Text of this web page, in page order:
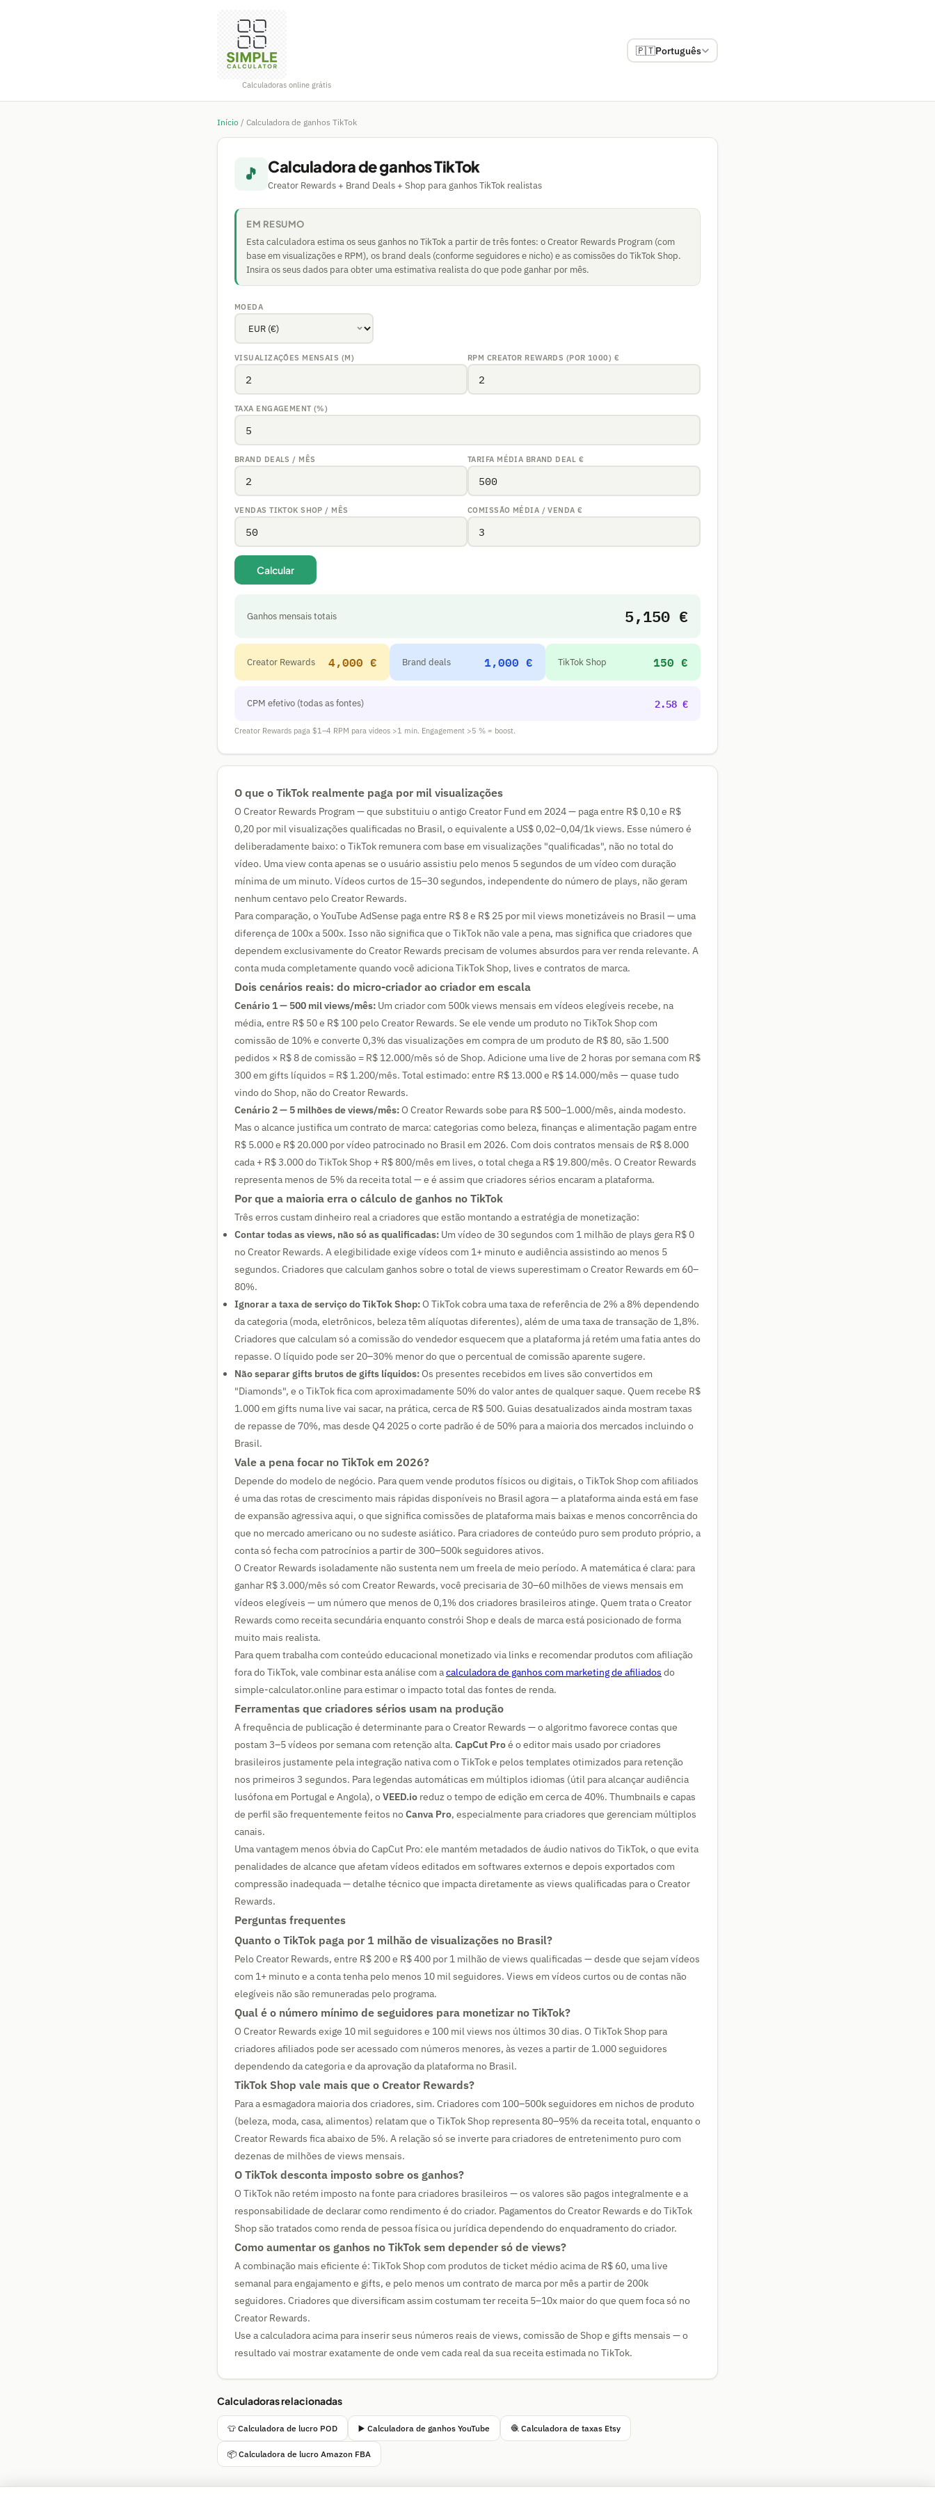
Calculadoras online grátis
🇵🇹Português
Início / Calculadora de ganhos TikTok
🎵 Calculadora de ganhos TikTok
Creator Rewards + Brand Deals + Shop para ganhos TikTok realistas
EM RESUMO
Esta calculadora estima os seus ganhos no TikTok a partir de três fontes: o Creator Rewards Program (com
base em visualizações e RPM), os brand deals (conforme seguidores e nicho) e as comissões do TikTok Shop.
Insira os seus dados para obter uma estimativa realista do que pode ganhar por mês.
MOEDA
VISUALIZAÇÕES MENSAIS (M) RPM CREATOR REWARDS (POR 1000) €
TAXA ENGAGEMENT (%)
BRAND DEALS / MÊS TARIFA MÉDIA BRAND DEAL €
VENDAS TIKTOK SHOP / MÊS COMISSÃO MÉDIA / VENDA€
Calcular
Ganhos mensais totais 5,150 €
Creator Rewards 4,000 € Brand deals 1,000 € TikTok Shop 150 €
CPM efetivo (todas as fontes) 2.58 €
Creator Rewards paga $1–4 RPM para vídeos >1 min. Engagement >5 % = boost.
O que o TikTok realmente paga por mil visualizações
O Creator Rewards Program — que substituiu o antigo Creator Fund em 2024 — paga entre R$ 0,10 e R$
0,20 por mil visualizações qualificadas no Brasil, o equivalente a US$ 0,02–0,04/1k views. Esse número é
deliberadamente baixo: o TikTok remunera com base em visualizações "qualificadas", não no total do
vídeo. Uma view conta apenas se o usuário assistiu pelo menos 5 segundos de um vídeo com duração
mínima de um minuto. Vídeos curtos de 15–30 segundos, independente do número de plays, não geram
nenhum centavo pelo Creator Rewards.
Para comparação, o YouTube AdSense paga entre R$ 8 e R$ 25 por mil views monetizáveis no Brasil — uma
diferença de 100x a 500x. Isso não significa que o TikTok não vale a pena, mas significa que criadores que
dependem exclusivamente do Creator Rewards precisam de volumes absurdos para ver renda relevante. A
conta muda completamente quando você adiciona TikTok Shop, lives e contratos de marca.
Dois cenários reais: do micro-criador ao criador em escala
Cenário 1 — 500 mil views/mês: Um criador com 500k views mensais em vídeos elegíveis recebe, na
média, entre R$ 50 e R$ 100 pelo Creator Rewards. Se ele vende um produto no TikTok Shop com
comissão de 10% e converte 0,3% das visualizações em compra de um produto de R$ 80, são 1.500
pedidos × R$ 8 de comissão = R$ 12.000/mês só de Shop. Adicione uma live de 2 horas por semana com R$
300 em gifts líquidos = R$ 1.200/mês. Total estimado: entre R$ 13.000 e R$ 14.000/mês — quase tudo
vindo do Shop, não do Creator Rewards.
Cenário 2 — 5 milhões de views/mês:O Creator Rewards sobe para R$ 500–1.000/mês, ainda modesto.
Mas o alcance justifica um contrato de marca: categorias como beleza, finanças e alimentação pagam entre
R$ 5.000 e R$ 20.000 por vídeo patrocinado no Brasil em 2026. Com dois contratos mensais de R$ 8.000
cada + R$ 3.000 do TikTok Shop + R$ 800/mês em lives, o total chega a R$ 19.800/mês. O Creator Rewards
representa menos de 5% da receita total — e é assim que criadores sérios encaram a plataforma.
Por que a maioria erra o cálculo de ganhos no TikTok
Três erros custam dinheiro real a criadores que estão montando a estratégia de monetização:
Contar todas as views, não só as qualificadas: Um vídeo de 30 segundos com 1 milhão de plays gera R$ 0
no Creator Rewards. A elegibilidade exige vídeos com 1+ minuto e audiência assistindo ao menos 5
segundos. Criadores que calculam ganhos sobre o total de views superestimam o Creator Rewards em 60–
80%.
Ignorar a taxa de serviço do TikTok Shop:O TikTok cobra uma taxa de referência de 2% a 8% dependendo
da categoria (moda, eletrônicos, beleza têm alíquotas diferentes), além de uma taxa de transação de 1,8%.
Criadores que calculam só a comissão do vendedor esquecem que a plataforma já retém uma fatia antes do
repasse. O líquido pode ser 20–30% menor do que o percentual de comissão aparente sugere.
Não separar gifts brutos de gifts líquidos:Os presentes recebidos em lives são convertidos em
"Diamonds", e o TikTok fica com aproximadamente 50% do valor antes de qualquer saque. Quem recebe R$
1.000 em gifts numa live vai sacar, na prática, cerca de R$ 500. Guias desatualizados ainda mostram taxas
de repasse de 70%, mas desde Q4 2025 o corte padrão é de 50% para a maioria dos mercados incluindo o
Brasil.
Vale a pena focar no TikTok em 2026?
Depende do modelo de negócio. Para quem vende produtos físicos ou digitais, o TikTok Shop com afiliados
é uma das rotas de crescimento mais rápidas disponíveis no Brasil agora — a plataforma ainda está em fase
de expansão agressiva aqui, o que significa comissões de plataforma mais baixas e menos concorrência do
que no mercado americano ou no sudeste asiático. Para criadores de conteúdo puro sem produto próprio, a
conta só fecha com patrocínios a partir de 300–500k seguidores ativos.
O Creator Rewards isoladamente não sustenta nem um freela de meio período. A matemática é clara: para
ganhar R$ 3.000/mês só com Creator Rewards, você precisaria de 30–60 milhões de views mensais em
vídeos elegíveis — um número que menos de 0,1% dos criadores brasileiros atinge. Quem trata o Creator
Rewards como receita secundária enquanto constrói Shop e deals de marca está posicionado de forma
muito mais realista.
Para quem trabalha com conteúdo educacional monetizado via links e recomendar produtos com afiliação
fora do TikTok, vale combinar esta análise com acalculadora de ganhos com marketing de afiliados do
simple-calculator.online para estimar o impacto total das fontes de renda.
Ferramentas que criadores sérios usam na produção
A frequência de publicação é determinante para o Creator Rewards — o algoritmo favorece contas que
postam 3–5 vídeos por semana com retenção alta. CapCut Proé o editor mais usado por criadores
brasileiros justamente pela integração nativa com o TikTok e pelos templates otimizados para retenção
nos primeiros 3 segundos. Para legendas automáticas em múltiplos idiomas (útil para alcançar audiência
lusófona em Portugal e Angola), oVEED.io reduz o tempo de edição em cerca de 40%. Thumbnails e capas
de perfil são frequentemente feitos noCanva Pro, especialmente para criadores que gerenciam múltiplos
canais.
Uma vantagem menos óbvia do CapCut Pro: ele mantém metadados de áudio nativos do TikTok, o que evita
penalidades de alcance que afetam vídeos editados em softwares externos e depois exportados com
compressão inadequada — detalhe técnico que impacta diretamente as views qualificadas para o Creator
Rewards.
Perguntas frequentes
Quanto o TikTok paga por 1 milhão de visualizações no Brasil?
Pelo Creator Rewards, entre R$ 200 e R$ 400 por 1 milhão de views qualificadas — desde que sejam vídeos
com 1+ minuto e a conta tenha pelo menos 10 mil seguidores. Views em vídeos curtos ou de contas não
elegíveis não são remuneradas pelo programa.
Qual é o número mínimo de seguidores para monetizar no TikTok?
O Creator Rewards exige 10 mil seguidores e 100 mil views nos últimos 30 dias. O TikTok Shop para
criadores afiliados pode ser acessado com números menores, às vezes a partir de 1.000 seguidores
dependendo da categoria e da aprovação da plataforma no Brasil.
TikTok Shop vale mais que o Creator Rewards?
Para a esmagadora maioria dos criadores, sim. Criadores com 100–500k seguidores em nichos de produto
(beleza, moda, casa, alimentos) relatam que o TikTok Shop representa 80–95% da receita total, enquanto o
Creator Rewards fica abaixo de 5%. A relação só se inverte para criadores de entretenimento puro com
dezenas de milhões de views mensais.
O TikTok desconta imposto sobre os ganhos?
O TikTok não retém imposto na fonte para criadores brasileiros — os valores são pagos integralmente e a
responsabilidade de declarar como rendimento é do criador. Pagamentos do Creator Rewards e do TikTok
Shop são tratados como renda de pessoa física ou jurídica dependendo do enquadramento do criador.
Como aumentar os ganhos no TikTok sem depender só de views?
A combinação mais eficiente é: TikTok Shop com produtos de ticket médio acima de R$ 60, uma live
semanal para engajamento e gifts, e pelo menos um contrato de marca por mês a partir de 200k
seguidores. Criadores que diversificam assim costumam ter receita 5–10x maior do que quem foca só no
Creator Rewards.
Use a calculadora acima para inserir seus números reais de views, comissão de Shop e gifts mensais — o
resultado vai mostrar exatamente de onde vem cada real da sua receita estimada no TikTok.
Calculadoras relacionadas
👕 Calculadora de lucro POD ▶️ Calculadora de ganhos YouTube 🧶 Calculadora de taxas Etsy
📦 Calculadora de lucro Amazon FBA